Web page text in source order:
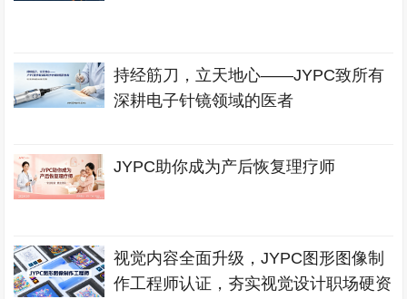
持经筋刀，立天地心——JYPC致所有
深耕电子针镜领域的医者
JYPC助你成为产后恢复理疗师
视觉内容全面升级，JYPC图形图像制
作工程师认证，夯实视觉设计职场硬资